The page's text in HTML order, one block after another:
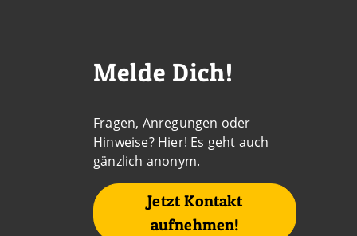
Melde Dich!
Fragen, Anregungen oder
Hinweise? Hier! Es geht auch
gänzlich anonym.
Jetzt Kontakt
aufnehmen!